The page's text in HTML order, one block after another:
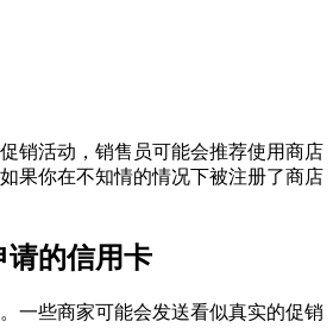
销活动，销售员可能会推荐使用商店
果你在不知情的情况下被注册了商店
请的信用卡
一些商家可能会发送看似真实的促销